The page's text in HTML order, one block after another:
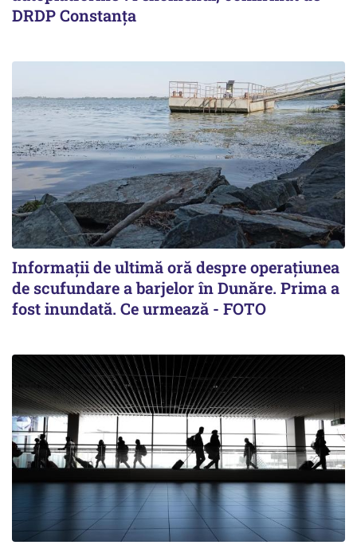
DRDP Constanța
Informații de ultimă oră despre operațiunea
de scufundare a barjelor în Dunăre. Prima a
fost inundată. Ce urmează - FOTO